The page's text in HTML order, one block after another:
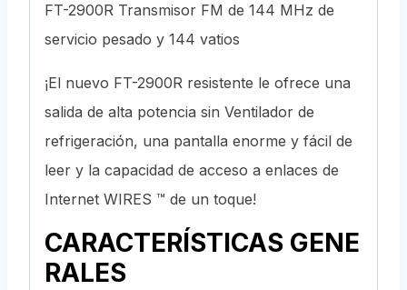
FT-2900R Transmisor FM de 144 MHz de
servicio pesado y 144 vatios
¡El nuevo FT-2900R resistente le ofrece una
salida de alta potencia sin Ventilador de
refrigeración, una pantalla enorme y fácil de
leer y la capacidad de acceso a enlaces de
Internet WIRES ™ de un toque!
CARACTERÍSTICAS GENE
RALES